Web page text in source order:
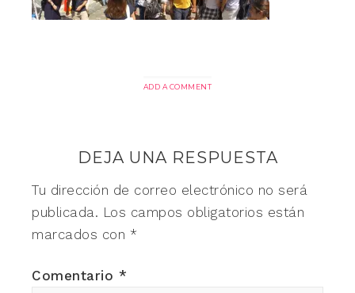
ADD A COMMENT
DEJA UNA RESPUESTA
Tu dirección de correo electrónico no será
publicada. Los campos obligatorios están
marcados con *
Comentario *